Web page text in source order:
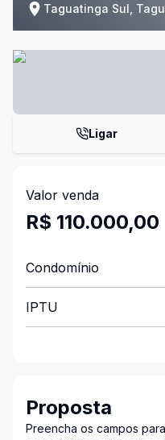
Taguatinga Sul,
Ligar
Valor venda
R$ 110.000,00
Condomínio
IPTU
Proposta
Preencha os campos